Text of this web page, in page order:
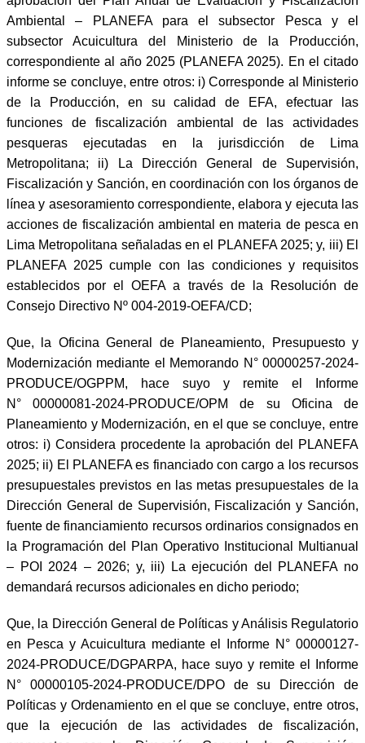
Ambiental – PLANEFA para el subsector Pesca y el
subsector Acuicultura del Ministerio de la Producción,
correspondiente al año 2025 (PLANEFA 2025). En el citado
informe se concluye, entre otros: i) Corresponde al Ministerio
de la Producción, en su calidad de EFA, efectuar las
funciones de fiscalización ambiental de las actividades
pesqueras ejecutadas en la jurisdicción de Lima
Metropolitana; ii) La Dirección General de Supervisión,
Fiscalización y Sanción, en coordinación con los órganos de
línea y asesoramiento correspondiente, elabora y ejecuta las
acciones de fiscalización ambiental en materia de pesca en
Lima Metropolitana señaladas en el PLANEFA 2025; y, iii) El
PLANEFA 2025 cumple con las condiciones y requisitos
establecidos por el OEFA a través de la Resolución de
Consejo Directivo Nº 004-2019-OEFA/CD;
Que, la Oficina General de Planeamiento, Presupuesto y
Modernización mediante el Memorando N° 00000257-2024-
PRODUCE/OGPPM, hace suyo y remite el Informe
N° 00000081-2024-PRODUCE/OPM de su Oficina de
Planeamiento y Modernización, en el que se concluye, entre
otros: i) Considera procedente la aprobación del PLANEFA
2025; ii) El PLANEFA es financiado con cargo a los recursos
presupuestales previstos en las metas presupuestales de la
Dirección General de Supervisión, Fiscalización y Sanción,
fuente de financiamiento recursos ordinarios consignados en
la Programación del Plan Operativo Institucional Multianual
– POI 2024 – 2026; y, iii) La ejecución del PLANEFA no
demandará recursos adicionales en dicho periodo;
Que, la Dirección General de Políticas y Análisis Regulatorio
en Pesca y Acuicultura mediante el Informe N° 00000127-
2024-PRODUCE/DGPARPA, hace suyo y remite el Informe
N° 00000105-2024-PRODUCE/DPO de su Dirección de
Políticas y Ordenamiento en el que se concluye, entre otros,
que la ejecución de las actividades de fiscalización,